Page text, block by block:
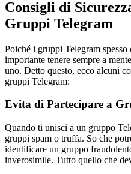
Consigli di
Gruppi Telegram
Poiché i gruppi Telegram spesso
importante tenere sempre a
uno. Detto questo, ecco alcuni
gruppi Telegram:
Evita di Partecipare a
Quando ti unisci a un gruppo
gruppi spam o truffa. So che
identificare un gruppo
inverosimile. Tutto quello che